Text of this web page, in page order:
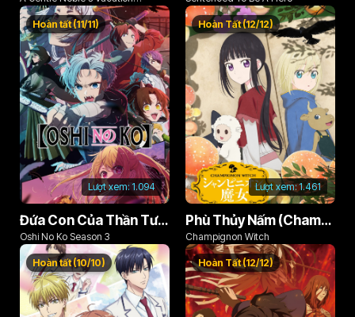
Recommendation
Lượt xem: 1.094
Hoàn tất (11/11)
Đứa Con Của Thần Tượng (Phần 3)
Oshi No Ko Season 3
Lượt xem:1.461
Hoàn Tất (12/12)
Phù Thủy Nấm (Champignon no Majo)
Champignon Witch
Hoàn tất (10/10) Hoàn Tất (12/12)